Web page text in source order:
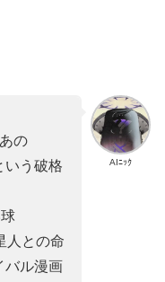
AIﾆｯｸ
の
いう破格
人との命
バル漫画